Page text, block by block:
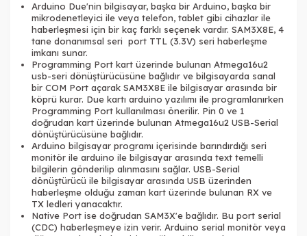
Arduino Due'nin bilgisayar, başka bir Arduino, başka bir
mikrodenetleyici ile veya telefon, tablet gibi cihazlar ile
haberleşmesi için bir kaç farklı seçenek vardır. SAM3X8E, 4
tane donanımsal seri port TTL (3.3V) seri haberleşme
imkanı sunar.
Programming Port kart üzerinde bulunan Atmega16u2
usb-seri dönüştürücüsüne bağlıdır ve bilgisayarda sanal
bir COM Port açarak SAM3X8E ile bilgisayar arasında bir
köprü kurar. Due kartı arduino yazılımı ile programlanırken
Programming Port kullanılması önerilir. Pin 0 ve 1
doğrudan kart üzerinde bulunan Atmega16u2 USB-Serial
dönüştürücüsüne bağlıdır.
Arduino bilgisayar programı içerisinde barındırdığı seri
monitör ile arduino ile bilgisayar arasında text temelli
bilgilerin gönderilip alınmasını sağlar. USB-Serial
dönüştürücü ile bilgisayar arasında USB üzerinden
haberleşme olduğu zaman kart üzerinde bulunan RX ve
TX ledleri yanacaktır.
Native Port ise doğrudan SAM3X'e bağlıdır. Bu port serial
(CDC) haberleşmeye izin verir. Arduino serial monitör veya